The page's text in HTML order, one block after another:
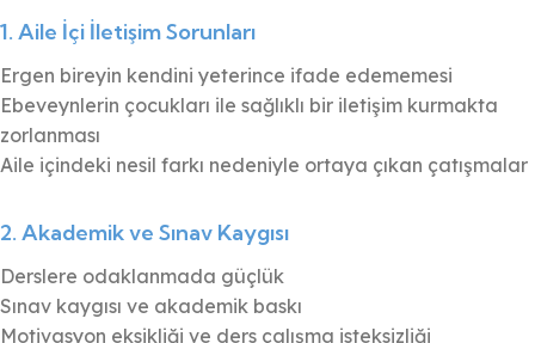
1. Aile İçi İletişim Sorunları
Ergen bireyin kendini yeterince ifade edememesi
Ebeveynlerin çocukları ile sağlıklı bir iletişim kurmakta
zorlanması
Aile içindeki nesil farkı nedeniyle ortaya çıkan çatışmalar
2. Akademik ve Sınav Kaygısı
Derslere odaklanmada güçlük
Sınav kaygısı ve akademik baskı
Motivasyon eksikliği ve ders çalışma isteksizliği